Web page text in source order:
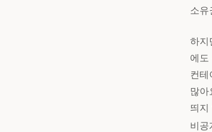
소유
하지
에도
컨
많아
띄지
비공